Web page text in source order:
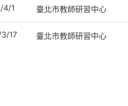
4/1 臺北市教師研習中心
17 臺北市教師研習中心